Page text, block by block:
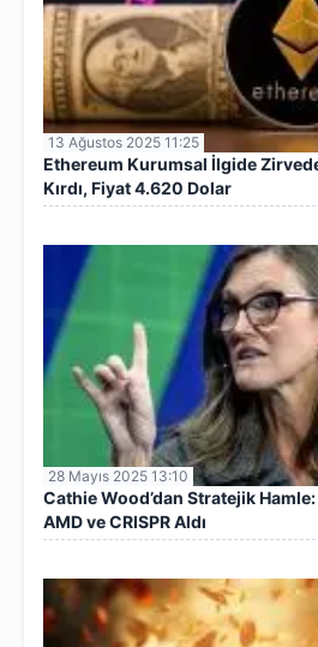
13 Ağustos 2025 11:25
Ethereum Kurumsal İlgide
Kırdı, Fiyat 4.620 Dolar
28 Mayıs 2025 13:10
Cathie Wood’dan Stratejik Hamle:
AMD ve CRISPR Aldı